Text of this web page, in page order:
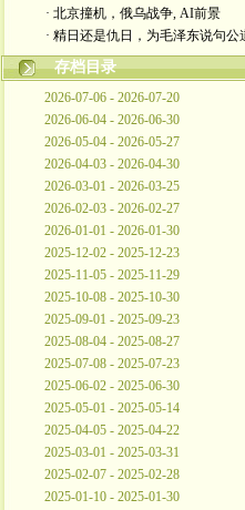
· 北京撞机，俄乌战争, AI前景
· 精日还是仇日，为毛泽东说句公
存档目录
2026-07-06 - 2026-07-20
2026-06-04 - 2026-06-30
2026-05-04 - 2026-05-27
2026-04-03 - 2026-04-30
2026-03-01 - 2026-03-25
2026-02-03 - 2026-02-27
2026-01-01 - 2026-01-30
2025-12-02 - 2025-12-23
2025-11-05 - 2025-11-29
2025-10-08 - 2025-10-30
2025-09-01 - 2025-09-23
2025-08-04 - 2025-08-27
2025-07-08 - 2025-07-23
2025-06-02 - 2025-06-30
2025-05-01 - 2025-05-14
2025-04-05 - 2025-04-22
2025-03-01 - 2025-03-31
2025-02-07 - 2025-02-28
2025-01-10 - 2025-01-30